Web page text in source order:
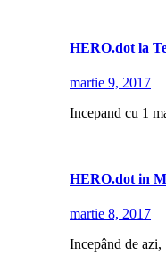
HERO.dot la
martie 9, 2017
Incepand cu 1
HERO.dot in
martie 8, 2017
Incepând de